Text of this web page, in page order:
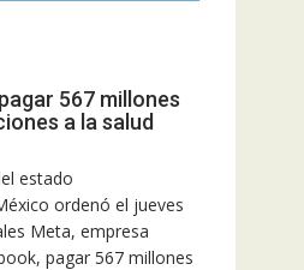
567 millones
a la salud
estado
ordenó el jueves
Meta, empresa
pagar 567 millones